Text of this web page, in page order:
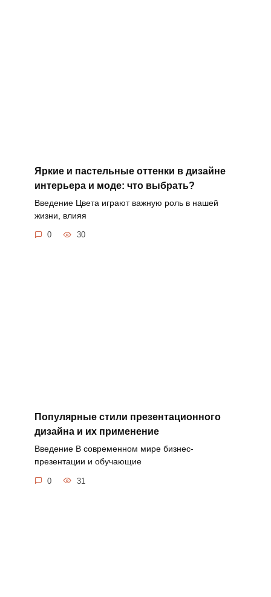
Яркие и пастельные оттенки в дизайне
интерьера и моде: что выбрать?
Введение Цвета играют важную роль в нашей
жизни, влияя
0 30
Популярные стили презентационного
дизайна и их применение
Введение В современном мире бизнес-
презентации и обучающие
0 31